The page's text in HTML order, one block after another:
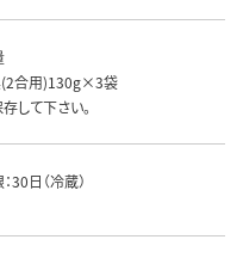
(2合用)130g×3袋
して下さい。
30日（冷蔵）